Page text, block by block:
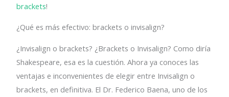
brackets!
¿Qué es más efectivo: brackets o invisalign?
¿Invisalign o brackets? ¿Brackets o Invisalign? Como diría
Shakespeare, esa es la cuestión. Ahora ya conoces las
ventajas e inconvenientes de elegir entre Invisalign o
brackets, en definitiva. El Dr. Federico Baena, uno de los